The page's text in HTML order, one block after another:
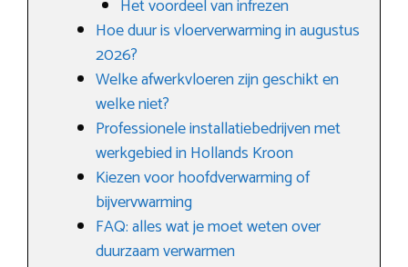
Het voordeel van infrezen
Hoe duur is vloerverwarming in augustus
2026?
Welke afwerkvloeren zijn geschikt en
welke niet?
Professionele installatiebedrijven met
werkgebied in Hollands Kroon
Kiezen voor hoofdverwarming of
bijvervwarming
FAQ: alles wat je moet weten over
duurzaam verwarmen